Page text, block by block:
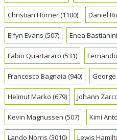
Christian Horner(1100) Daniel
Elfyn Evans (507) Enea Bastianini
Fabio Quartararo (531)
Francesco Bagnaia (940)
Helmut Marko (679) Johann
Kevin Magnussen (507) Kimi
Lando Norris (3010) Lewis